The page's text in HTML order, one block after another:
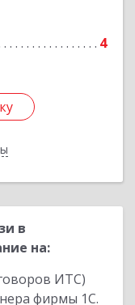
4
Подробнее
в
на:
ИТС)
фирмы 1С.